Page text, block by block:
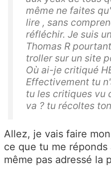
même ne faites
lire , sans
réfléchir. Je suis
Thomas R
troller sur un site
Où ai-je critiqué
Effectivement tu
tu les critiques vu
va ? tu récoltes
Allez, je vais faire
ce que tu me
même pas adressé la